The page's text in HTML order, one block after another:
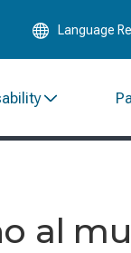
Language
al